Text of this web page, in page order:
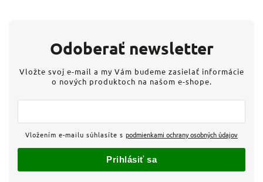
Odoberať newsletter
Vložte svoj e-mail a my Vám budeme zasielať informácie
o nových produktoch na našom e-shope.
Vložením e-mailu súhlasíte s podmienkami ochrany osobných údajov
Prihlásiť sa